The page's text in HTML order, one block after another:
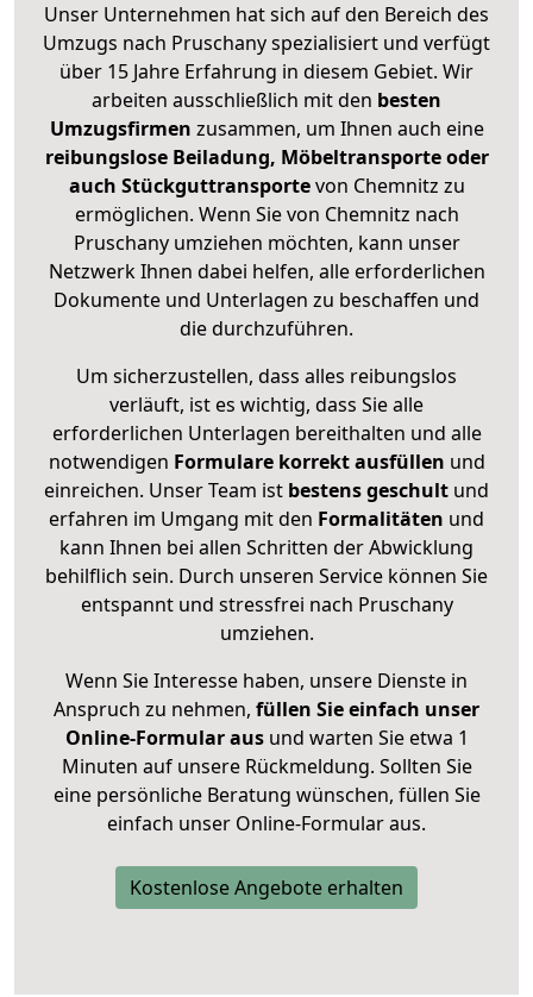
Unser Unternehmen hat sich auf den Bereich des
Umzugs nach Pruschany spezialisiert und verfügt
über 15 Jahre Erfahrung in diesem Gebiet. Wir
arbeiten ausschließlich mit den besten
Umzugsfirmen zusammen, um Ihnen auch eine
reibungslose Beiladung, Möbeltransporte oder
auch Stückguttransportevon Chemnitz zu
ermöglichen. Wenn Sie von Chemnitz nach
Pruschany umziehen möchten, kann unser
Netzwerk Ihnen dabei helfen, alle erforderlichen
Dokumente und Unterlagen zu beschaffen und
die durchzuführen.
Um sicherzustellen, dass alles reibungslos
verläuft, ist es wichtig, dass Sie alle
erforderlichen Unterlagen bereithalten und alle
notwendigen Formulare korrekt ausfüllen und
einreichen. Unser Team ist bestens geschult und
erfahren im Umgang mit den Formalitäten und
kann Ihnen bei allen Schritten der Abwicklung
behilflich sein. Durch unseren Service können Sie
entspannt und stressfrei nach Pruschany
umziehen.
Wenn Sie Interesse haben, unsere Dienste in
Anspruch zu nehmen, füllen Sie einfach unser
Online-Formular ausund warten Sie etwa 1
Minuten auf unsere Rückmeldung. Sollten Sie
eine persönliche Beratung wünschen, füllen Sie
einfach unser Online-Formular aus.
Kostenlose Angebote erhalten